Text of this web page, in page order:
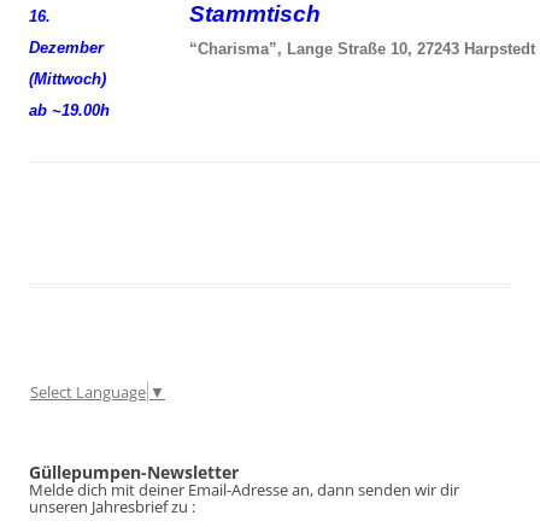
16.
Dezember
(Mittwoch)
ab ~19.00h
Stammtisch
“Charisma”, Lange Straße 10, 27243 Harpstedt
Select Language ▼
Güllepumpen-Newsletter
Melde dich mit deiner Email-Adresse an, dann senden wir dir
unseren Jahresbrief zu :